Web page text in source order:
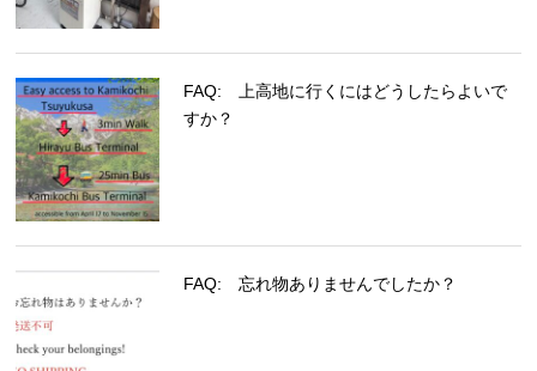
FAQ: 上高地に行くにはどうしたらよいで
すか？
FAQ: 忘れ物ありませんでしたか？